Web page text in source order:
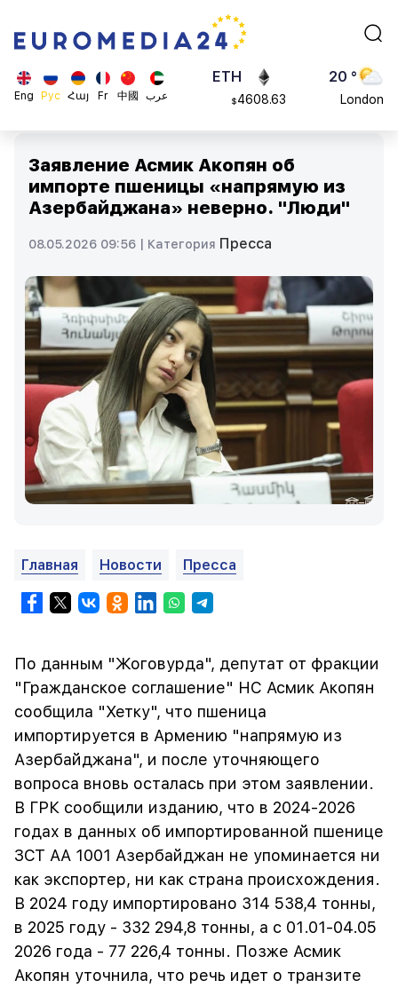
Eng Рус Հայ Fr 中國 عرب
ADA
0.868816
ETH
$4608.63
20 °
London
Brussels
16 °
Madrid
Заявление Асмик Акопян об
импорте пшеницы «напрямую из
Азербайджана» неверно. "Люди"
08.05.2026 09:56 | Категория Пресса
Главная Новости Пресса
По данным "Жоговурда", депутат от фракции
"Гражданское соглашение" НС Асмик Акопян
сообщила "Хетку", что пшеница
импортируется в Армению "напрямую из
Азербайджана", и после уточняющего
вопроса вновь осталась при этом заявлении.
В ГРК сообщили изданию, что в 2024-2026
годах в данных об импортированной пшенице
ЗСТ АА 1001 Азербайджан не упоминается ни
как экспортер, ни как страна происхождения.
В 2024 году импортировано 314 538,4 тонны,
в 2025 году - 332 294,8 тонны, а с 01.01-04.05
2026 года - 77 226,4 тонны. Позже Асмик
Акопян уточнила, что речь идет о транзите